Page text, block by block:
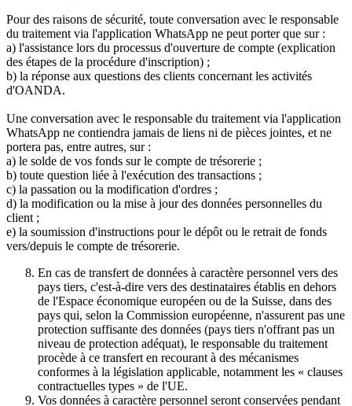
Pour des raisons de sécurité, toute conversation avec le responsable
du traitement via l'application WhatsApp ne peut porter que sur :
a) l'assistance lors du processus d'ouverture de compte (explication
des étapes de la procédure d'inscription) ;
b) la réponse aux questions des clients concernant les activités
d'OANDA.
Une conversation avec le responsable du traitement via l'application
WhatsApp ne contiendra jamais de liens ni de pièces jointes, et ne
portera pas, entre autres, sur :
a) le solde de vos fonds sur le compte de trésorerie ;
b) toute question liée à l'exécution des transactions ;
c) la passation ou la modification d'ordres ;
d) la modification ou la mise à jour des données personnelles du
client ;
e) la soumission d'instructions pour le dépôt ou le retrait de fonds
vers/depuis le compte de trésorerie.
En cas de transfert de données à caractère personnel vers des
pays tiers, c'est-à-dire vers des destinataires établis en dehors
de l'Espace économique européen ou de la Suisse, dans des
pays qui, selon la Commission européenne, n'assurent pas une
protection suffisante des données (pays tiers n'offrant pas un
niveau de protection adéquat), le responsable du traitement
procède à ce transfert en recourant à des mécanismes
conformes à la législation applicable, notamment les « clauses
contractuelles types » de l'UE.
Vos données à caractère personnel seront conservées pendant